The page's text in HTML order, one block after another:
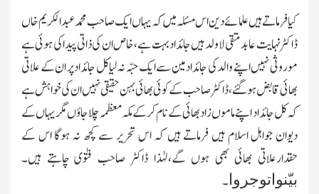
کیافرماتے ہیں علمائے دین اس مسئلہ میں کہ یہاں ایك صاحب محمدعبدالکریم خاں
ڈاکٹر نہایت عابد متقی لاولد ہیں جائداد بہت ہے،خاص ان کی ذاتی پیداکی ہوئی ہے
موروثی نہیں اپنے والد کی جائداد مین سے ایك حبّہ نہ لیاکل جائداد پر ان کے علاتی
بھائی قابض ہوگئے،ڈاکٹرصاحب کے کوئی بھائی بہن حقیقی نہیں ان کی خواہش ہے
کہ کل جائداد اپنے ماموں زادبھائی کے نام کرکے مکہ معظمہ چلاجاؤں مگریہاں کے
دیوان جواہل اسلام ہیں فرماتے ہیں کہ اس تحریر سے کچھ نہ ہوگا اس کے
حقدارعلاتی بھائی بھی ہوں گے،لہٰذا ڈاکٹر صاحب فتوٰی چاہتے ہیں۔
بیّنواتوجروا۔